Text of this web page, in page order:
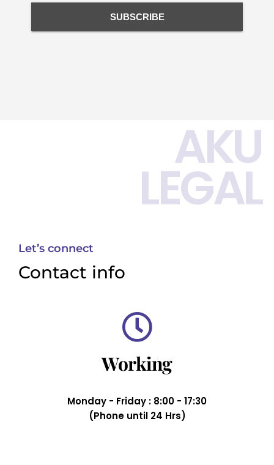
SUBSCRIBE
AKU
LEGAL
Let’s connect
Contact info
Working
Monday - Friday : 8:00 - 17:30
(Phone until 24 Hrs)